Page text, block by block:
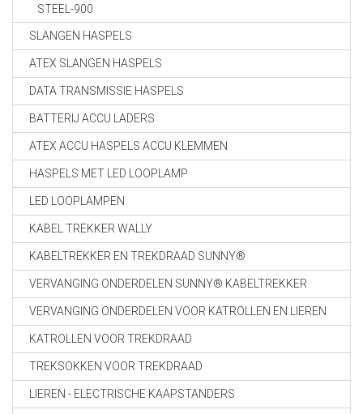
STEEL-900
SLANGEN HASPELS
ATEX SLANGEN HASPELS
DATA TRANSMISSIE HASPELS
BATTERIJ ACCU LADERS
ATEX ACCU HASPELS ACCU KLEMMEN
HASPELS MET LED LOOPLAMP
LED LOOPLAMPEN
KABEL TREKKER WALLY
KABELTREKKER EN TREKDRAAD SUNNY®
VERVANGING ONDERDELEN SUNNY® KABELTREKKER
VERVANGING ONDERDELEN VOOR KATROLLEN EN LIEREN
KATROLLEN VOOR TREKDRAAD
TREKSOKKEN VOOR TREKDRAAD
LIEREN - ELECTRISCHE KAAPSTANDERS